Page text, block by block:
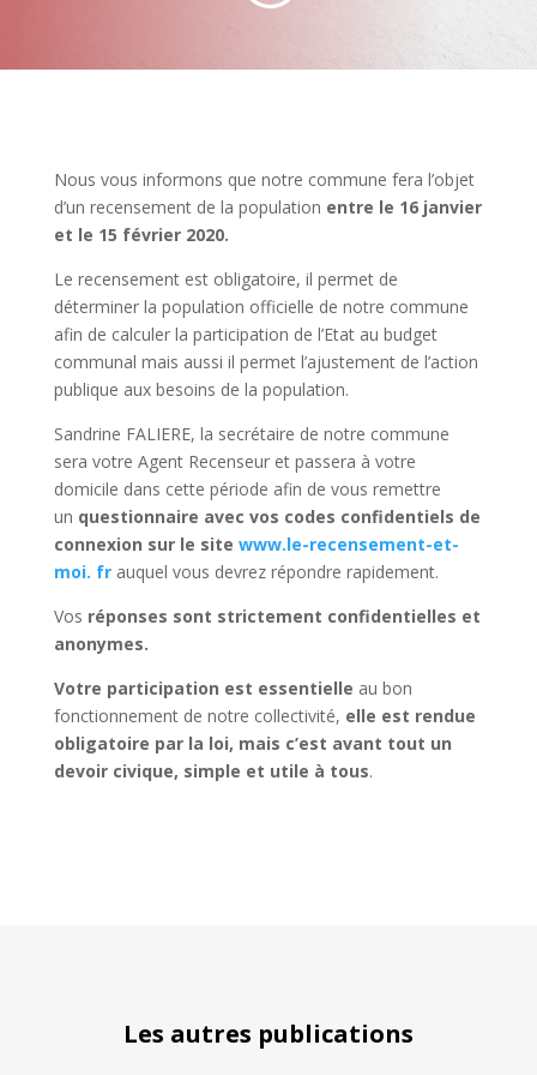
Nous vous informons que notre commune fera l’objet
d’un recensement de la population entre le 16 janvier
et le 15 février 2020.
Le recensement est obligatoire, il permet de
déterminer la population officielle de notre commune
afin de calculer la participation de l’Etat au budget
communal mais aussi il permet l’ajustement de l’action
publique aux besoins de la population.
Sandrine FALIERE, la secrétaire de notre commune
sera votre Agent Recenseur et passera à votre
domicile dans cette période afin de vous remettre
un questionnaire avec vos codes confidentiels de
connexion sur le site www.le-recensement-et-
moi. fr auquel vous devrez répondre rapidement.
Vos réponses sont strictement confidentielles et
anonymes.
Votre participation est essentielle au bon
fonctionnement de notre collectivité, elle est rendue
obligatoire par la loi, mais c’est avant tout un
devoir civique, simple et utile à tous.
Les autres publications